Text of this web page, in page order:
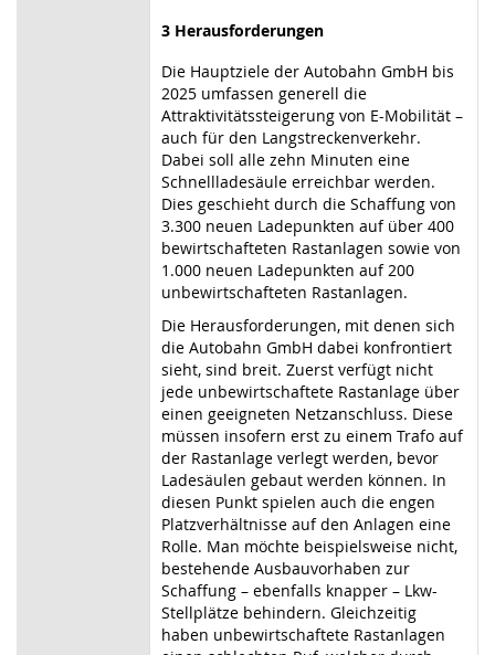
3 Herausforderungen
Die Hauptziele der Autobahn GmbH bis
2025 umfassen generell die
Attraktivitätssteigerung von E-Mobilität –
auch für den Langstreckenverkehr.
Dabei soll alle zehn Minuten eine
Schnellladesäule erreichbar werden.
Dies geschieht durch die Schaffung von
3.300 neuen Ladepunkten auf über 400
bewirtschafteten Rastanlagen sowie von
1.000 neuen Ladepunkten auf 200
unbewirtschafteten Rastanlagen.
Die Herausforderungen, mit denen sich
die Autobahn GmbH dabei konfrontiert
sieht, sind breit. Zuerst verfügt nicht
jede unbewirtschaftete Rastanlage über
einen geeigneten Netzanschluss. Diese
müssen insofern erst zu einem Trafo auf
der Rastanlage verlegt werden, bevor
Ladesäulen gebaut werden können. In
diesen Punkt spielen auch die engen
Platzverhältnisse auf den Anlagen eine
Rolle. Man möchte beispielsweise nicht,
bestehende Ausbauvorhaben zur
Schaffung – ebenfalls knapper – Lkw-
Stellplätze behindern. Gleichzeitig
haben unbewirtschaftete Rastanlagen